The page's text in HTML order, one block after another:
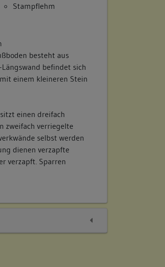
Stampflehm
besteht aus
befindet sich
einem kleineren Stein
einen dreifach
zweifach verriegelte
selbst werden
dienen verzapfte
verzapft. Sparren